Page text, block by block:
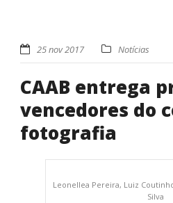
25 nov 2017 Notícias
CAAB entrega
vencedores do
fotografia
Leonellea Pereira, Luiz
Silva